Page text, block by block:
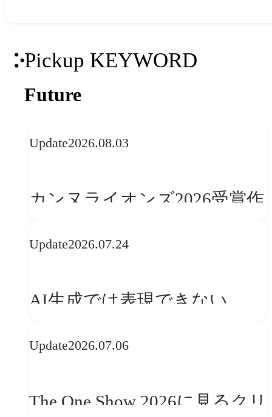
Pickup KEYWORD
Future
Update2026.08.03
カンヌライオンズ2026受賞作
──「優れたブランド体験」
か
Update2026.07.24
AI生成では表現できない
望
Update2026.07.06
The One Show 2026に見るクリ